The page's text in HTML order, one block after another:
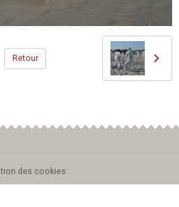
Retour
des cookies